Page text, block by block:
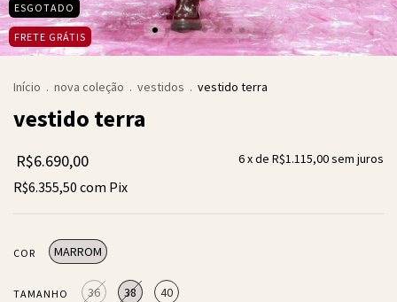
ESGOTADO
FRETE GRÁTIS
Início . nova coleção . vestidos . vestido terra
vestido terra
R$6.690,00 6x de R$1.115,00sem juros
R$6.355,50 com Pix
COR MARROM
TAMANHO 36 38 40